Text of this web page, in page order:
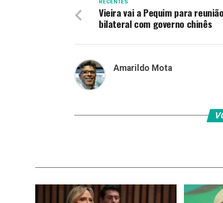
RECENTES
Vieira vai a Pequim para reunião
bilateral com governo chinês
Amarildo Mota